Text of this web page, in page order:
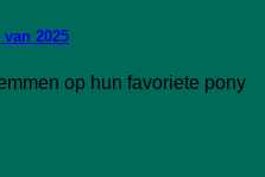
2025
op hun favoriete pony